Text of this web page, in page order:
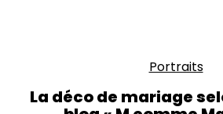
Portraits
La déco de mariage